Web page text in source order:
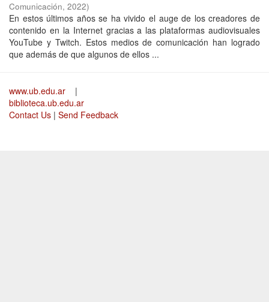
Comunicación, 2022)
En estos últimos años se ha vivido el auge de los creadores de
contenido en la Internet gracias a las plataformas audiovisuales
YouTube y Twitch. Estos medios de comunicación han logrado
que además de que algunos de ellos ...
www.ub.edu.ar
|
biblioteca.ub.edu.ar
Contact Us | Send Feedback